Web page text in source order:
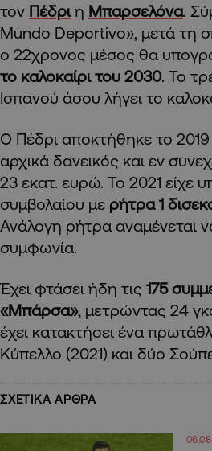
τον Πέδρι η Μπαρσελόνα.
Mundo Deportivo», μετά τη
ο 22χρονος μέσος θα
το καλοκαίρι του 2030. Το
Ισπανού άσου λήγει το
Ο Πέδρι αποκτήθηκε το
αρχικά δανεικός και εν
23 εκατ. ευρώ. Το 2021 είχε
συμβολαίου με ρήτρα 1
Ανάλογη ρήτρα αναμένεται
συμφωνία.
Έχει φτάσει ήδη τις 175
«Μπάρσα», μετρώντας 24
έχει κατακτήσει ένα
Κύπελλο (2021) και δύο
ΣΧΕΤΙΚΑ ΑΡΘΡΑ